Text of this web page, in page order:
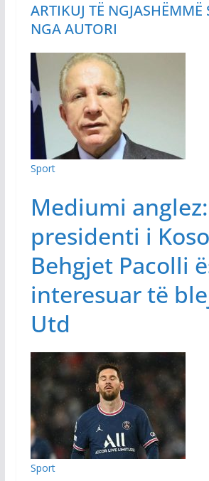
ARTIKUJ TË NGJASHËMMË
NGA AUTORI
Sport
Mediumi
presidenti i
Behgjet Pacolli
interesuar të
Utd
Sport